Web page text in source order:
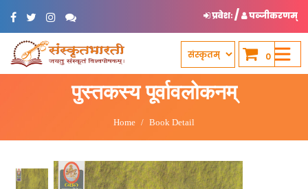
प्रवेशः/ पञ्जीकरणम्
0
पुस्तकस्य पूर्वावलोकनम्
Home Book Detail